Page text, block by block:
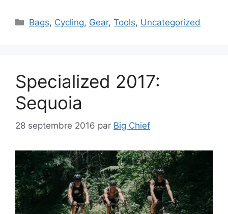
Catégories
Bags, Cycling, Gear,Tools, Uncategorized
Specialized 2017:
Sequoia
28 septembre 2016 par Big Chief